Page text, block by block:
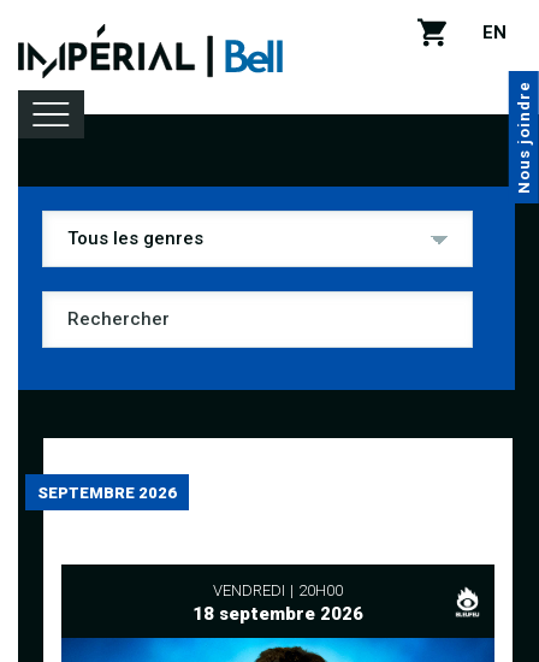
EN
Nous joindre
Programmation
Location de salle
Infos pratiques
SEPTEMBRE 2026
VENDREDI 20H00
18 septembre 2026